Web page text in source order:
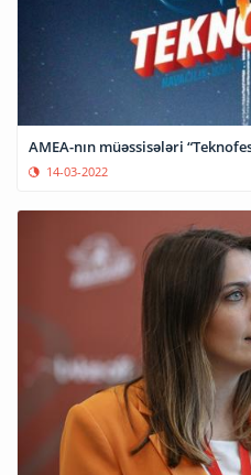
AMEA-nın müəssisələri
14-03-2022